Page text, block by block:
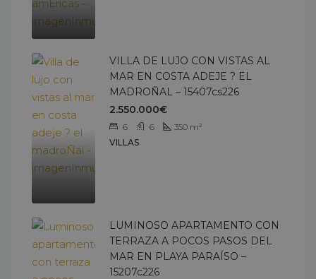
VILLA DE LUJO CON VISTAS AL
MAR EN COSTA ADEJE ? EL
MADROÑAL – 15407cs226
2.550.000€
6 6 350 m²
VILLAS
LUMINOSO APARTAMENTO CON
TERRAZA A POCOS PASOS DEL
MAR EN PLAYA PARAÍSO –
15207c226